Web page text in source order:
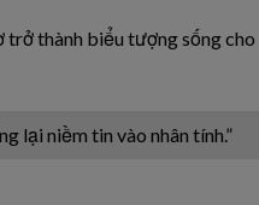
trở thành biểu tượng sống cho
lại niềm tin vào nhân tính.”